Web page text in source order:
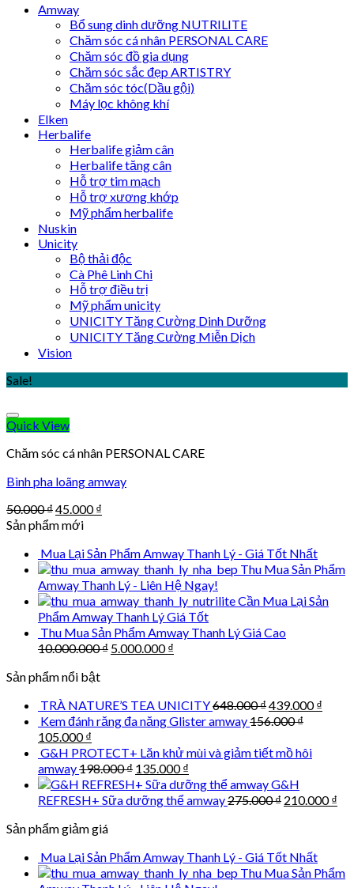
Amway
Bổ sung dinh dưỡng NUTRILITE
Chăm sóc cá nhân PERSONAL CARE
Chăm sóc đồ gia dụng
Chăm sóc sắc đẹp ARTISTRY
Chăm sóc tóc(Dầu gội)
Máy lọc không khí
Elken
Herbalife
Herbalife giảm cân
Herbalife tăng cân
Hỗ trợ tim mạch
Hỗ trợ xương khớp
Mỹ phẩm herbalife
Nuskin
Unicity
Bộ thải độc
Cà Phê Linh Chi
Hỗ trợ điều trị
Mỹ phẩm unicity
UNICITY Tăng Cường Dinh Dưỡng
UNICITY Tăng Cường Miễn Dịch
Vision
Sale!
Quick View
Chăm sóc cá nhân PERSONAL CARE
Bình pha loãng amway
50.000₫Original
price
50.000 ₫.
45.000₫
45.000 ₫.
Sản phẩm mới
Mua Lại Sản Phẩm Amway Thanh Lý - Giá Tốt Nhất
Thu Mua Sản Phẩm
Amway Thanh Lý - Liên Hệ Ngay!
Cần Mua Lại Sản
Phẩm Amway Thanh Lý Giá Tốt
Thu Mua Sản Phẩm Amway Thanh Lý Giá Cao
10.000.000₫ Original
5.000.000₫
Sản phẩm nổi bật
TRÀ NATURE’S TEA UNICITY648.000₫Original
price
648.000 ₫.
439.000₫
Kem đánh răng đa năng Glister amway156.000₫
Original
price
was:
156.000 ₫.
105.000₫
price
is:
105.000 ₫.
G&H PROTECT+ Lăn khử mùi và giảm tiết mồ hôi
amway198.000₫ Original
price
was:
198.000 ₫.
135.000₫
price
is:
135.000 ₫.
G&H
REFRESH+ Sữa dưỡng thể amway275.000₫ Original
210.000₫
Sản phẩm giảm giá
Mua Lại Sản Phẩm Amway Thanh Lý - Giá Tốt Nhất
Thu Mua Sản Phẩm